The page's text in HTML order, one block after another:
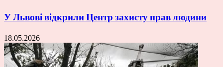
У Львові відкрили Центр захисту прав людини
18.05.2026